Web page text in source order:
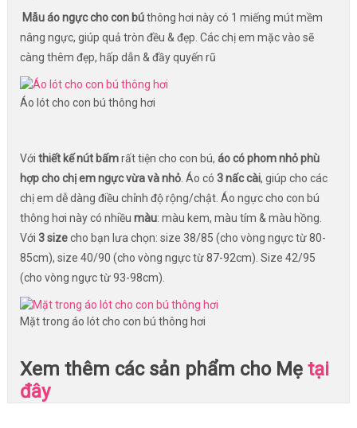
Mẫu áo ngực cho con búthông hơi này có 1 miếng mút mềm
nâng ngực, giúp quả tròn đều & đẹp. Các chị em mặc vào sẽ
càng thêm đẹp, hấp dẫn & đầy quyến rũ
Áo lót cho con bú thông hơi
Với thiết kế nút bấmrất tiện cho con bú, áo có phom nhỏ phù
hợp cho chị em ngực vừa và nhỏ. Áo có 3 nấc cài, giúp cho các
chị em dễ dàng điều chỉnh độ rộng/chật. Áo ngực cho con bú
thông hơi này có nhiều màu: màu kem, màu tím & màu hồng.
Với 3 sizecho bạn lưa chọn: size 38/85 (cho vòng ngực từ 80-
85cm), size 40/90 (cho vòng ngực từ 87-92cm). Size 42/95
(cho vòng ngực từ 93-98cm).
Mặt trong áo lót cho con bú thông hơi
Xem thêm các sản phẩm cho Mẹtại
đây